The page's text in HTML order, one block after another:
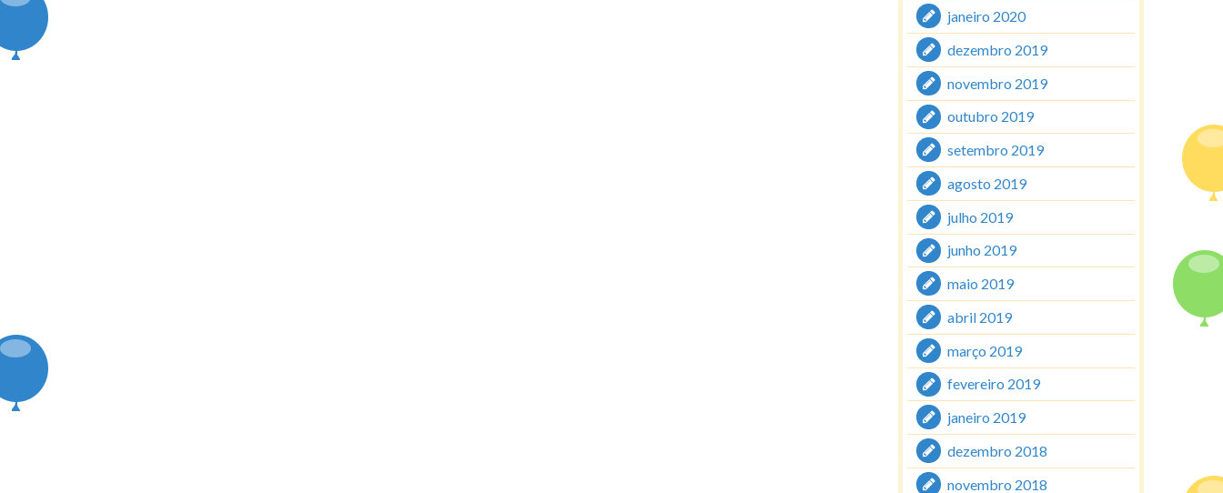
janeiro 2020
dezembro 2019
novembro 2019
outubro 2019
setembro 2019
agosto 2019
julho 2019
junho 2019
maio 2019
abril 2019
março 2019
fevereiro 2019
janeiro 2019
dezembro 2018
novembro 2018